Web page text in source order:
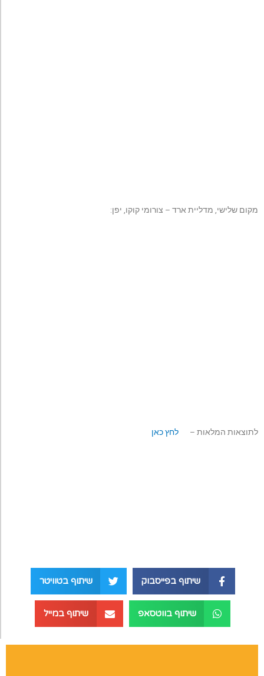
מקום שלישי, מדליית ארד – צורומי קוקו, יפן:
לתוצאות המלאות – לחץ כאן
שיתוף בפייסבוק שיתוף בטוויטר
שיתוף בווטסאפ שיתוף במייל